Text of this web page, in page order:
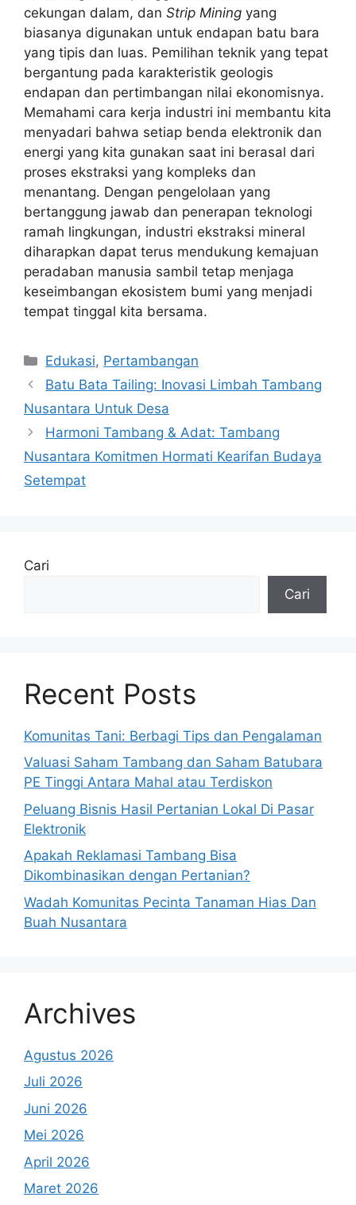
cekungan dalam, dan Strip Mining yang
biasanya digunakan untuk endapan batu bara
yang tipis dan luas. Pemilihan teknik yang tepat
bergantung pada karakteristik geologis
endapan dan pertimbangan nilai ekonomisnya.
Memahami cara kerja industri ini membantu kita
menyadari bahwa setiap benda elektronik dan
energi yang kita gunakan saat ini berasal dari
proses ekstraksi yang kompleks dan
menantang. Dengan pengelolaan yang
bertanggung jawab dan penerapan teknologi
ramah lingkungan, industri ekstraksi mineral
diharapkan dapat terus mendukung kemajuan
peradaban manusia sambil tetap menjaga
keseimbangan ekosistem bumi yang menjadi
tempat tinggal kita bersama.
Kategori
Edukasi, Pertambangan
Batu Bata Tailing: Inovasi Limbah Tambang
Nusantara Untuk Desa
Harmoni Tambang & Adat: Tambang
Nusantara Komitmen Hormati Kearifan Budaya
Setempat
Cari
Cari
Recent Posts
Komunitas Tani: Berbagi Tips dan Pengalaman
Valuasi Saham Tambang dan Saham Batubara
PE Tinggi Antara Mahal atau Terdiskon
Peluang Bisnis Hasil Pertanian Lokal Di Pasar
Elektronik
Apakah Reklamasi Tambang Bisa
Dikombinasikan dengan Pertanian?
Wadah Komunitas Pecinta Tanaman Hias Dan
Buah Nusantara
Archives
Agustus 2026
Juli 2026
Juni 2026
Mei 2026
April 2026
Maret 2026